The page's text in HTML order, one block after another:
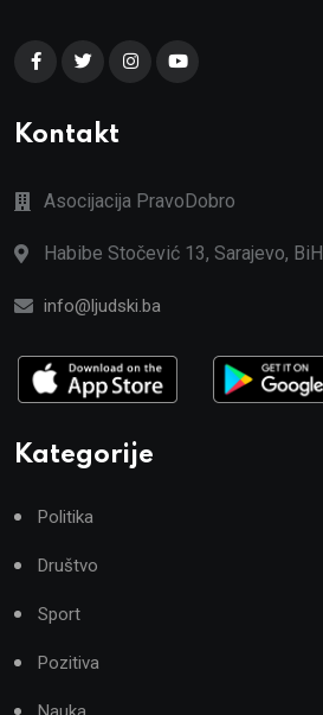
Kontakt
Asocijacija PravoDobro
Habibe Stočević 13, Sarajevo, BiH
info@ljudski.ba
Kategorije
Politika
Društvo
Sport
Pozitiva